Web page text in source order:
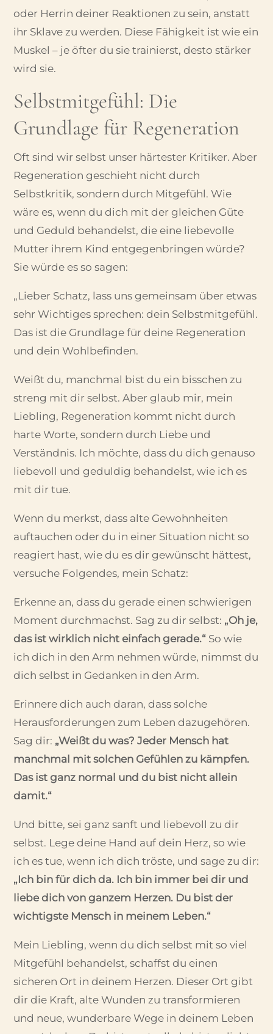
oder Herrin deiner Reaktionen zu sein, anstatt
ihr Sklave zu werden. Diese Fähigkeit ist wie ein
Muskel – je öfter du sie trainierst, desto stärker
wird sie.
Selbstmitgefühl: Die
Grundlage für Regeneration
Oft sind wir selbst unser härtester Kritiker. Aber
Regeneration geschieht nicht durch
Selbstkritik, sondern durch Mitgefühl. Wie
wäre es, wenn du dich mit der gleichen Güte
und Geduld behandelst, die eine liebevolle
Mutter ihrem Kind entgegenbringen würde?
Sie würde es so sagen:
„Lieber Schatz, lass uns gemeinsam über etwas
sehr Wichtiges sprechen: dein Selbstmitgefühl.
Das ist die Grundlage für deine Regeneration
und dein Wohlbefinden.
Weißt du, manchmal bist du ein bisschen zu
streng mit dir selbst. Aber glaub mir, mein
Liebling, Regeneration kommt nicht durch
harte Worte, sondern durch Liebe und
Verständnis. Ich möchte, dass du dich genauso
liebevoll und geduldig behandelst, wie ich es
mit dir tue.
Wenn du merkst, dass alte Gewohnheiten
auftauchen oder du in einer Situation nicht so
reagiert hast, wie du es dir gewünscht hättest,
versuche Folgendes, mein Schatz:
Erkenne an, dass du gerade einen schwierigen
Moment durchmachst. Sag zu dir selbst: „Oh je,
das ist wirklich nicht einfach gerade.“ So wie
ich dich in den Arm nehmen würde, nimmst du
dich selbst in Gedanken in den Arm.
Erinnere dich auch daran, dass solche
Herausforderungen zum Leben dazugehören.
Sag dir: „Weißt du was? Jeder Mensch hat
manchmal mit solchen Gefühlen zu kämpfen.
Das ist ganz normal und du bist nicht allein
damit.“
Und bitte, sei ganz sanft und liebevoll zu dir
selbst. Lege deine Hand auf dein Herz, so wie
ich es tue, wenn ich dich tröste, und sage zu dir:
„Ich bin für dich da. Ich bin immer bei dir und
liebe dich von ganzem Herzen. Du bist der
wichtigste Mensch in meinem Leben.“
Mein Liebling, wenn du dich selbst mit so viel
Mitgefühl behandelst, schaffst du einen
sicheren Ort in deinem Herzen. Dieser Ort gibt
dir die Kraft, alte Wunden zu transformieren
und neue, wunderbare Wege in deinem Leben